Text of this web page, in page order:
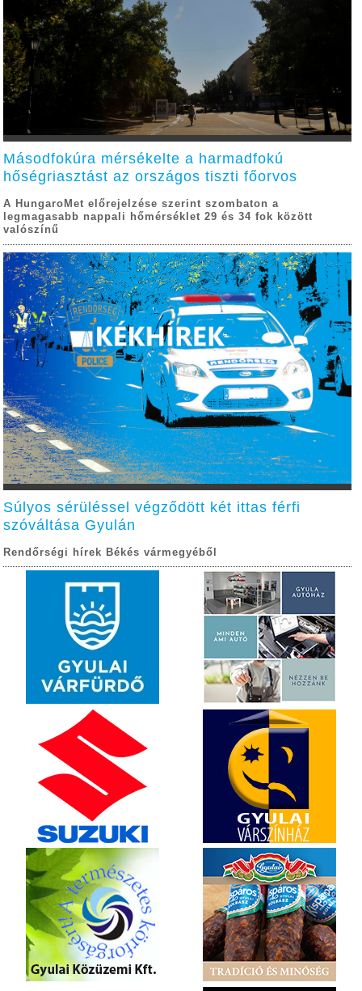
Másodfokúra mérsékelte a harmadfokú
hőségriasztást az országos tiszti főorvos
A HungaroMet előrejelzése szerint szombaton a
legmagasabb nappali hőmérséklet 29 és 34 fok között
valószínű
Súlyos sérüléssel végződött két ittas férfi
szóváltása Gyulán
Rendőrségi hírek Békés vármegyéből